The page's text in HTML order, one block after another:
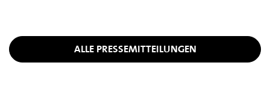
ALLE PRESSEMITTEILUNGEN